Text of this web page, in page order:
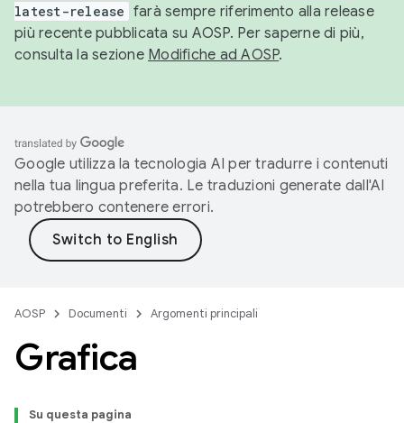
latest-release farà sempre riferimento alla release
più recente pubblicata su AOSP. Per saperne di più,
consulta la sezione Modifiche ad AOSP.
Google utilizza la tecnologia AI per tradurre i contenuti
nella tua lingua preferita. Le traduzioni generate dall'AI
potrebbero contenere errori.
AOSP Documenti Argomenti principali
Grafica
Su questa pagina